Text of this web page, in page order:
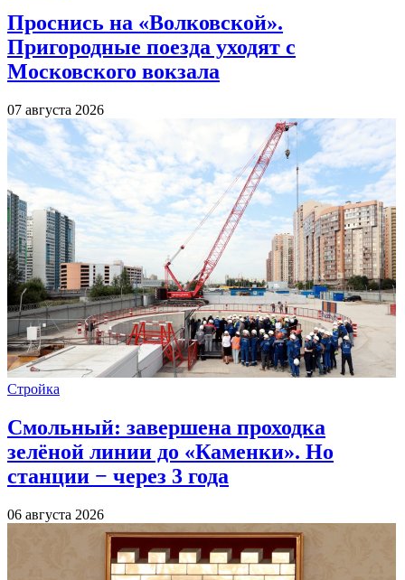
Проснись на «Волковской».
Пригородные поезда уходят с
Московского вокзала
07 августа 2026
Стройка
Смольный: завершена проходка
зелёной линии до «Каменки». Но
станции − через 3 года
06 августа 2026